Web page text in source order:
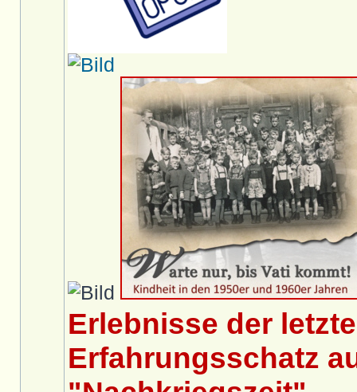
Erlebnisse der
Erfahrungsschatz